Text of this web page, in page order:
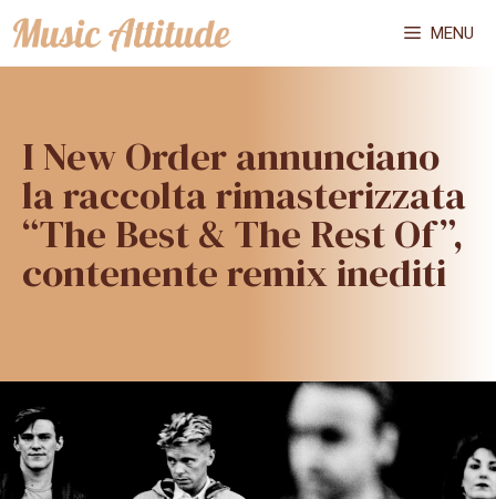
Vai
al
MENU
I New Order annunciano
la raccolta rimasterizzata
“The Best & The Rest Of”,
contenente remix inediti